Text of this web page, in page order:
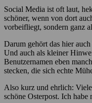
Social Media ist oft laut,
schöner, wenn von dort
vorbeifliegt, sondern ganz
Darum gehört das hier
Und auch als kleiner
Benutzernamen eben
stecken, die sich echte
Also kurz und ehrlich:
schöne Osterpost. Ich habe